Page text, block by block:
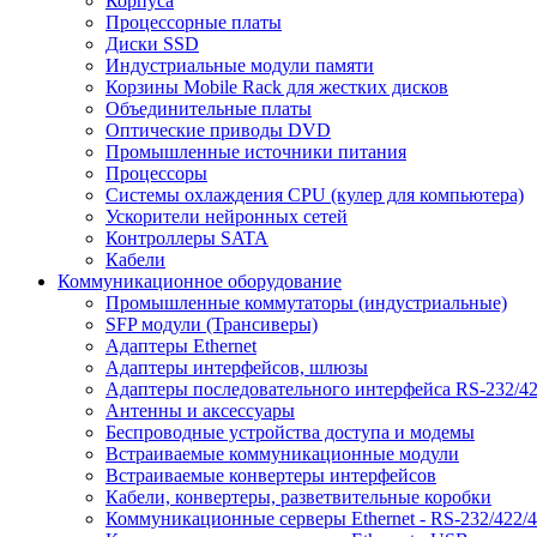
Процессорные платы
Диски SSD
Индустриальные модули памяти
Корзины Mobile Rack для жестких дисков
Объединительные платы
Оптические приводы DVD
Промышленные источники питания
Процессоры
Системы охлаждения CPU (кулер для компьютера)
Ускорители нейронных сетей
Контроллеры SATA
Кабели
Коммуникационное оборудование
Промышленные коммутаторы (индустриальные)
SFP модули (Трансиверы)
Адаптеры Ethernet
Адаптеры интерфейсов, шлюзы
Адаптеры последовательного интерфейса RS-232/
Антенны и аксессуары
Беспроводные устройства доступа и модемы
Встраиваемые коммуникационные модули
Встраиваемые конвертеры интерфейсов
Кабели, конвертеры, разветвительные коробки
Коммуникационные серверы Ethernet - RS-232/422/